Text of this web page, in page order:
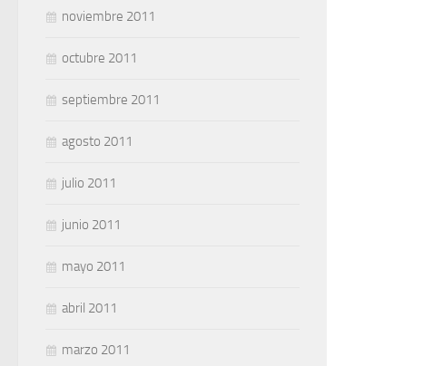
noviembre 2011
octubre 2011
septiembre 2011
agosto 2011
julio 2011
junio 2011
mayo 2011
abril 2011
marzo 2011